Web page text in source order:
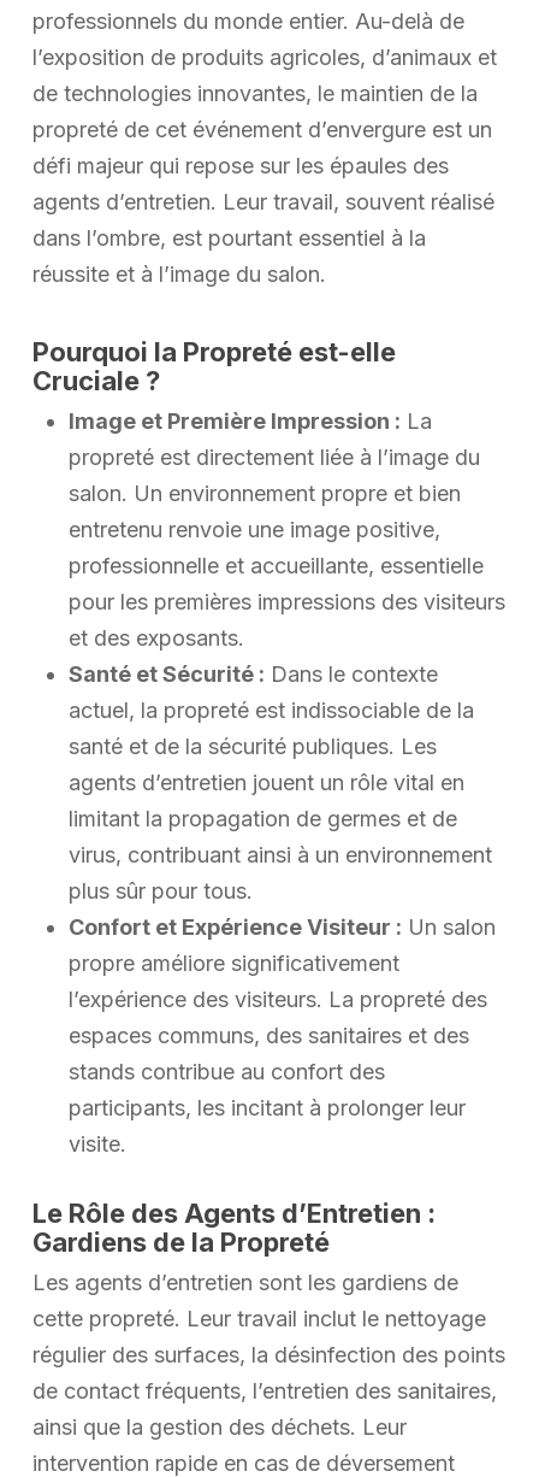
professionnels du monde entier. Au-delà de
l’exposition de produits agricoles, d’animaux et
de technologies innovantes, le maintien de la
propreté de cet événement d’envergure est un
défi majeur qui repose sur les épaules des
agents d’entretien. Leur travail, souvent réalisé
dans l’ombre, est pourtant essentiel à la
réussite et à l’image du salon.
Pourquoi la Propreté est-elle
Cruciale ?
Image et Première Impression : La
propreté est directement liée à l’image du
salon. Un environnement propre et bien
entretenu renvoie une image positive,
professionnelle et accueillante, essentielle
pour les premières impressions des visiteurs
et des exposants.
Santé et Sécurité : Dans le contexte
actuel, la propreté est indissociable de la
santé et de la sécurité publiques. Les
agents d’entretien jouent un rôle vital en
limitant la propagation de germes et de
virus, contribuant ainsi à un environnement
plus sûr pour tous.
Confort et Expérience Visiteur : Un salon
propre améliore significativement
l’expérience des visiteurs. La propreté des
espaces communs, des sanitaires et des
stands contribue au confort des
participants, les incitant à prolonger leur
visite.
Le Rôle des Agents d’Entretien :
Gardiens de la Propreté
Les agents d’entretien sont les gardiens de
cette propreté. Leur travail inclut le nettoyage
régulier des surfaces, la désinfection des points
de contact fréquents, l’entretien des sanitaires,
ainsi que la gestion des déchets. Leur
intervention rapide en cas de déversement